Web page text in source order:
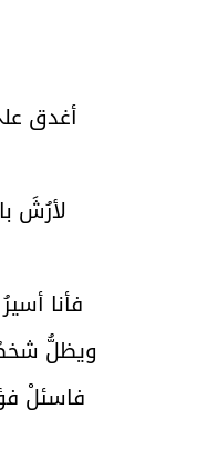
أغدق
لأرُشَ
فأنا
ويظلُّ
فاسئلْ